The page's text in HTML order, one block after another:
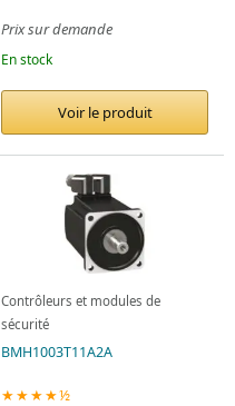
Prix sur demande
En stock
Voir le produit
Contrôleurs et modules de
sécurité
BMH1003T11A2A
★★★★½